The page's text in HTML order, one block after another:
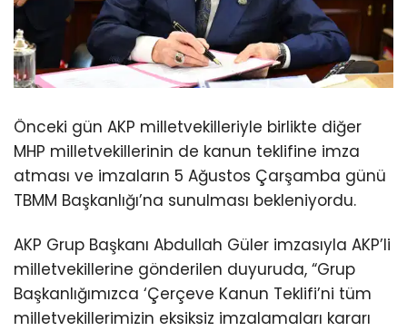
Önceki gün AKP milletvekilleriyle birlikte diğer
MHP milletvekillerinin de kanun teklifine imza
atması ve imzaların 5 Ağustos Çarşamba günü
TBMM Başkanlığı’na sunulması bekleniyordu.
AKP Grup Başkanı Abdullah Güler imzasıyla AKP’li
milletvekillerine gönderilen duyuruda, “Grup
Başkanlığımızca ‘Çerçeve Kanun Teklifi’ni tüm
milletvekillerimizin eksiksiz imzalamaları kararı